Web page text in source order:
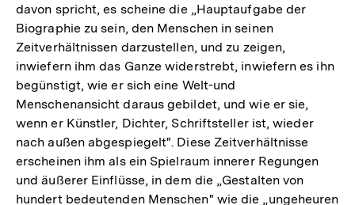
davon spricht, es scheine die „Hauptaufgabe der
Biographie zu sein, den Menschen in seinen
Zeitverhältnissen darzustellen, und zu zeigen,
inwiefern ihm das Ganze widerstrebt, inwiefern es ihn
begünstigt, wie er sich eine Welt-und
Menschenansicht daraus gebildet, und wie er sie,
wenn er Künstler, Dichter, Schriftsteller ist, wieder
nach außen abgespiegelt". Diese Zeitverhältnisse
erscheinen ihm als ein Spielraum innerer Regungen
und äußerer Einflüsse, in dem die „Gestalten von
hundert bedeutenden Menschen" wie die „ungeheuren